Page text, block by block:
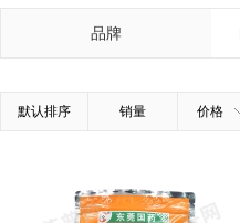
品牌
默认排序 销量 价格